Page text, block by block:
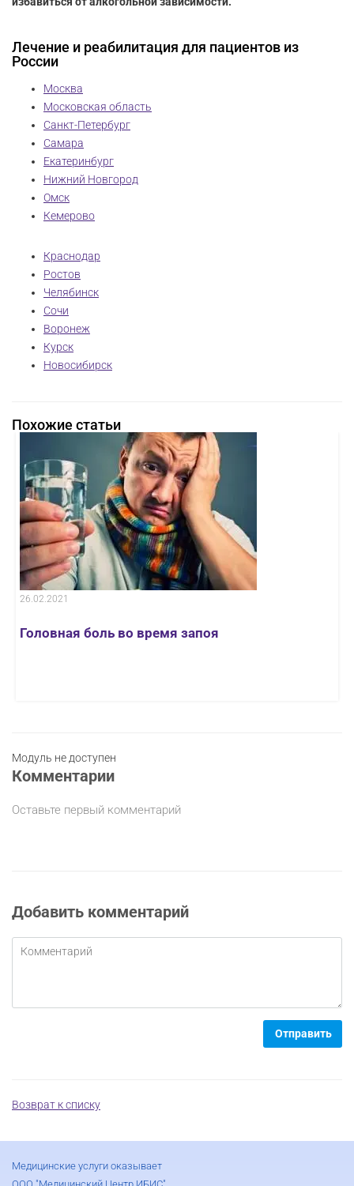
Лечение и реабилитация для пациентов из
России
Москва
Московская область
Санкт-Петербург
Самара
Екатеринбург
Нижний Новгород
Омск
Кемерово
Краснодар
Ростов
Челябинск
Сочи
Воронеж
Курск
Новосибирск
Похожие статьи
26.02.2021
Головная боль во время запоя
Модуль не доступен
Комментарии
Оставьте первый комментарий
Добавить комментарий
Отправить
Возврат к списку
Медицинские услуги оказывает